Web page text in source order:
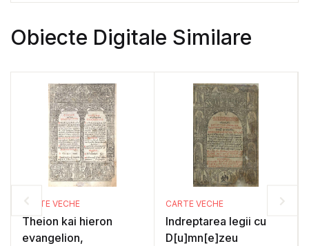
Obiecte Digitale Similare
CARTE VECHE
Theion kai hieron
evangelion,
CARTE VECHE
Indreptarea legii cu
D[u]mn[e]zeu